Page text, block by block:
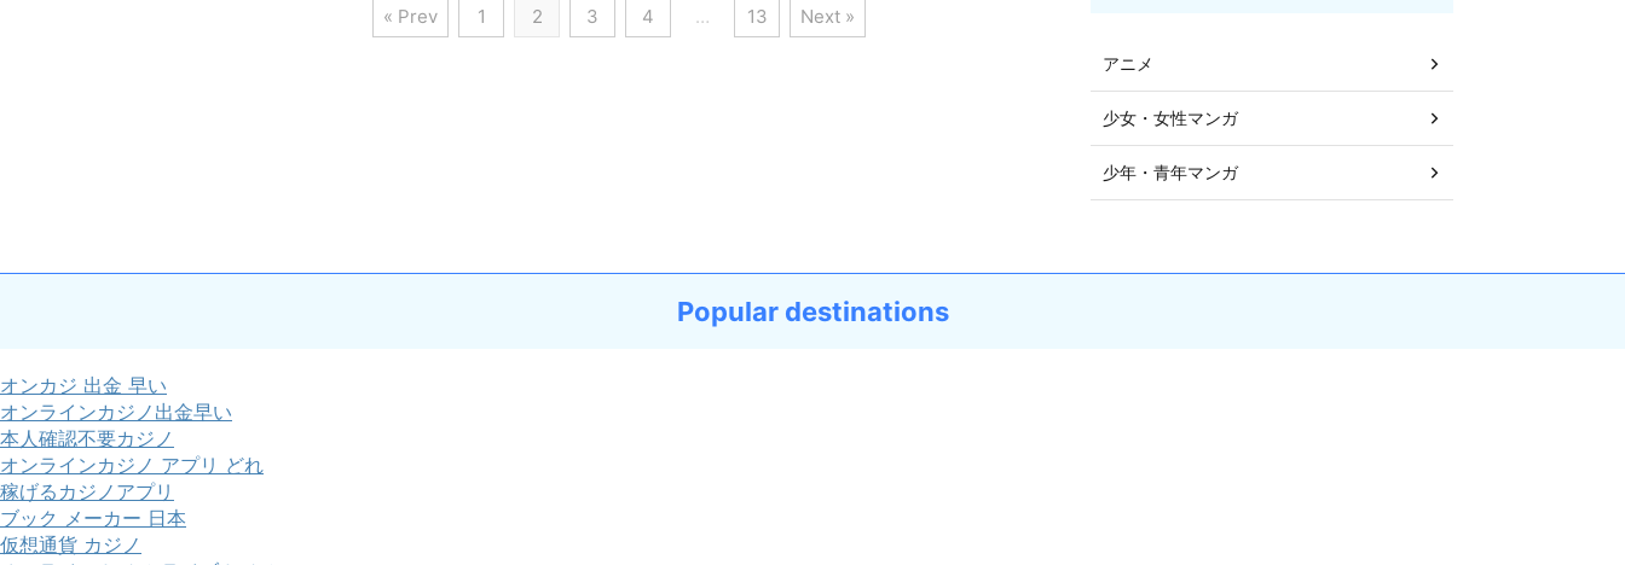
« Prev 1 2 3 4 … 13 Next »
アニメ
少女・女性マンガ
少年・青年マンガ
Popular destinations
オンカジ 出金 早い
オンラインカジノ出金早い
本人確認不要カジノ
オンラインカジノ アプリ どれ
稼げるカジノアプリ
ブック メーカー 日本
仮想通貨 カジノ